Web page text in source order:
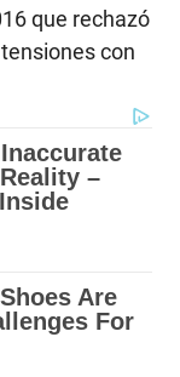
que rechazó
con